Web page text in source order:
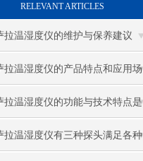
RELEVANT ARTICLES
拉温湿度仪的维护与保养建议
拉温湿度仪的产品特点和应用场
明
拉温湿度仪的功能与技术特点是
的
拉温湿度仪有三种探头满足各种